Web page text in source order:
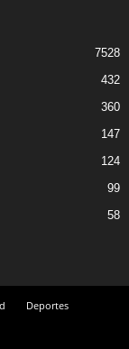
7528
432
360
147
124
99
58
Deportes